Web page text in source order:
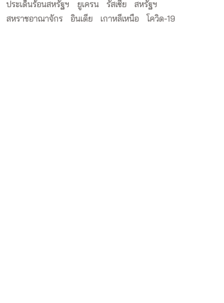
ประเด็นร้อนสหรัฐฯ
ยูเครน รัสเซีย
สหรัฐฯ
สหราชอาณาจักร
อินเดีย เกาหลีเหนือ โควิด-19